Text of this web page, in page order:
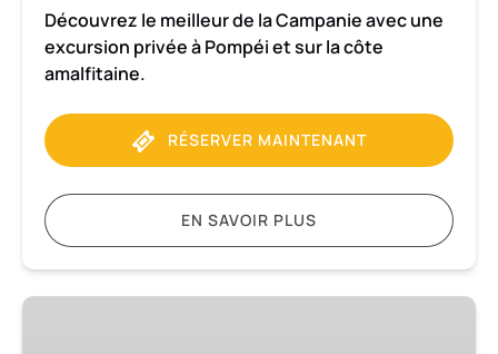
Découvrez le meilleur de la Campanie avec une
excursion privée à Pompéi et sur la côte
amalfitaine.
RÉSERVER MAINTENANT
EN SAVOIR PLUS
Ravello